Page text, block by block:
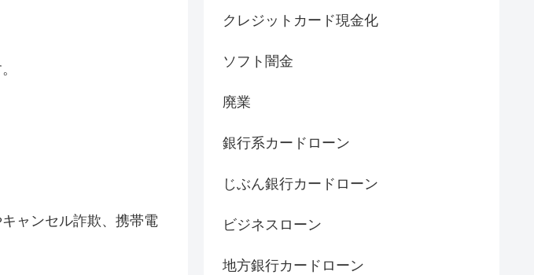
ャンセル詐欺、携帯電
クレジットカード現金化
ソフト闇金
廃業
銀行系カードローン
じぶん銀行カードローン
ビジネスローン
地方銀行カードローン